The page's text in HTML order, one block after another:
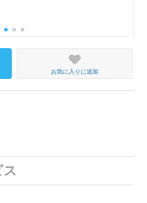
お気に入りに追加